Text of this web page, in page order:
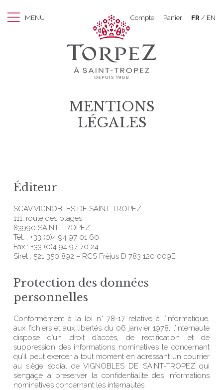
MENU Compte Panier FR EN
MENTIONS
LÉGALES
Éditeur
SCAV VIGNOBLES DE SAINT-TROPEZ
111, route des plages
83990 SAINT-TROPEZ
Tél. : +33 (0)4 94 97 01 60
Fax : +33 (0)4 94 97 70 24
Siret : 521 350 892 – RCS Fréjus D 783 120 009E
Protection des données
personnelles
Conformément à la loi n° 78-17 relative à l’informatique,
aux fichiers et aux libertés du 06 janvier 1978, l’internaute
dispose d’un droit d’accès, de rectification et de
suppression des informations nominatives le concernant
qu’il peut exercer à tout moment en adressant un courrier
au siège social de VIGNOBLES DE SAINT-TROPEZ qui
s’engage à préserver la confidentialité des informations
nominatives concernant les internautes.